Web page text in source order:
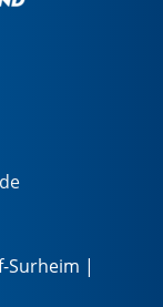
Surheim |